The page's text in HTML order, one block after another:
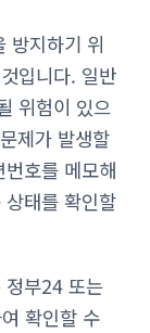
방지하기 위
입니다. 일반
위험이 있으
제가 발생할
호를 메모해
태를 확인할
정부24 또는
확인할 수